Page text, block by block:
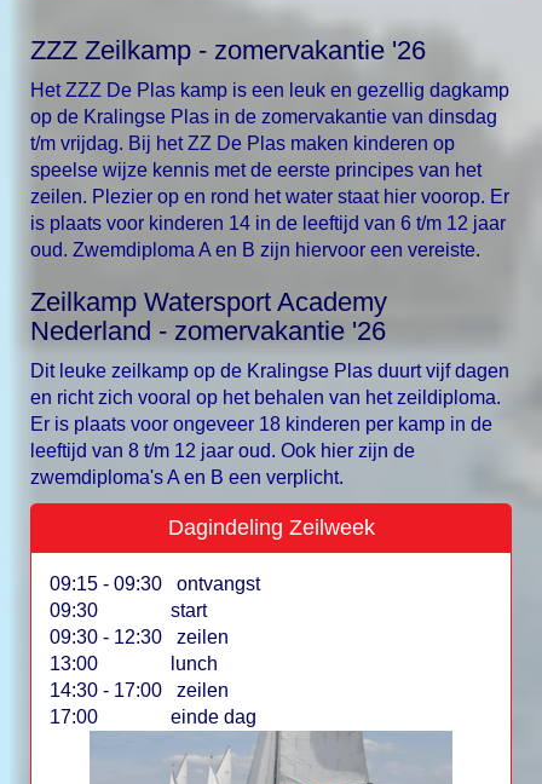
ZZZ Zeilkamp - zomervakantie '26
Het ZZZ De Plas kamp is een leuk en gezellig dagkamp
op de Kralingse Plas in de zomervakantie van dinsdag
t/m vrijdag. Bij het ZZ De Plas maken kinderen op
speelse wijze kennis met de eerste principes van het
zeilen. Plezier op en rond het water staat hier voorop. Er
is plaats voor kinderen 14 in de leeftijd van 6 t/m 12 jaar
oud. Zwemdiploma A en B zijn hiervoor een vereiste.
Zeilkamp Watersport Academy
Nederland - zomervakantie '26
Dit leuke zeilkamp op de Kralingse Plas duurt vijf dagen
en richt zich vooral op het behalen van het zeildiploma.
Er is plaats voor ongeveer 18 kinderen per kamp in de
leeftijd van 8 t/m 12 jaar oud. Ook hier zijn de
zwemdiploma's A en B een verplicht.
Dagindeling Zeilweek
09:15 - 09:30 ontvangst
09:30 start
09:30 - 12:30 zeilen
13:00 lunch
14:30 - 17:00 zeilen
17:00 einde dag